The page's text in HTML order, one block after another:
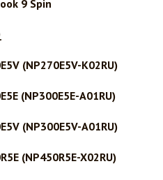
9 Spin
(NP270E5V-K02RU)
(NP300E5E-A01RU)
(NP300E5V-A01RU)
(NP450R5E-X02RU)